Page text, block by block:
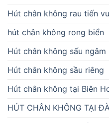
Hút chân không rau tiến
hút chân không rong biển
Hút chân không sấu ngâm
Hút chân không sầu riêng
Hút chân không tại Biên
HÚT CHÂN KHÔNG TẠI